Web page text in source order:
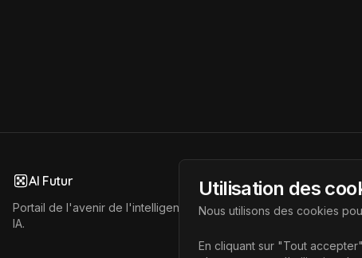
AI Futur
Portail de l'avenir de l'intelligence artificielle, vous aidant à
IA.
Utilisation des
Nous utilisons des cookies
En cliquant sur "Tout